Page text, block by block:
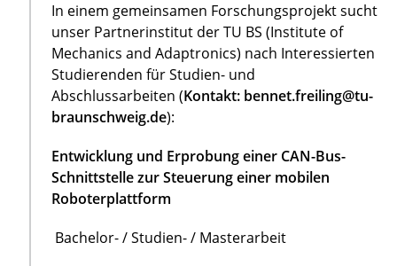
In einem gemeinsamen Forschungsprojekt sucht
unser Partnerinstitut der TU BS (Institute of
Mechanics and Adaptronics) nach Interessierten
Studierenden für Studien- und
Abschlussarbeiten (Kontakt: bennet.freiling@tu-
braunschweig.de):
Entwicklung und Erprobung einer CAN-Bus-
Schnittstelle zur Steuerung einer mobilen
Roboterplattform
Bachelor- / Studien- / Masterarbeit